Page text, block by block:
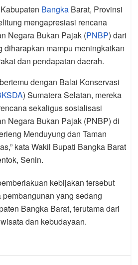
Bangka Barat, Provinsi
mengapresiasi rencana
Negara Bukan Pajak (PNBP) dari
diharapkan mampu meningkatkan
dan pendapatan daerah.
dengan Balai Konservasi
) Sumatera Selatan, mereka
sekaligus sosialisasi
Negara Bukan Pajak (PNBP) di
Menduyung dan Taman
kata Wakil Bupati Bangka Barat
Senin.
kebijakan tersebut
yang sedang
Bangka Barat, terutama dari
dan kebudayaan.